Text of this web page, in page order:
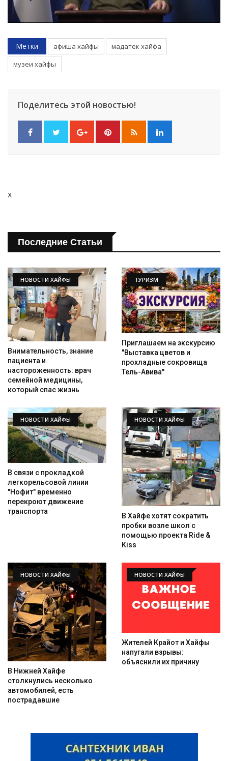
Метки афиша хайфы
мадатек хайфа
музеи хайфы
Поделитесь этой новостью!
x
Последние Статьи
НОВОСТИ ХАЙФЫ
Внимательность, знание
пациента и
настороженность: врач
семейной медицины,
который спас жизнь
ТУРИЗМ
Приглашаем на экскурсию
"Выставка цветов и
прохладные сокровища
Тель-Авива"
НОВОСТИ ХАЙФЫ
В связи с прокладкой
легкорельсовой линии
"Нофит" временно
перекроют движение
транспорта
НОВОСТИ ХАЙФЫ
В Хайфе хотят сократить
пробки возле школ с
помощью проекта Ride &
Kiss
НОВОСТИ ХАЙФЫ
В Нижней Хайфе
столкнулись несколько
автомобилей, есть
пострадавшие
НОВОСТИ ХАЙФЫ
Жителей Крайот и Хайфы
напугали взрывы:
объяснили их причину